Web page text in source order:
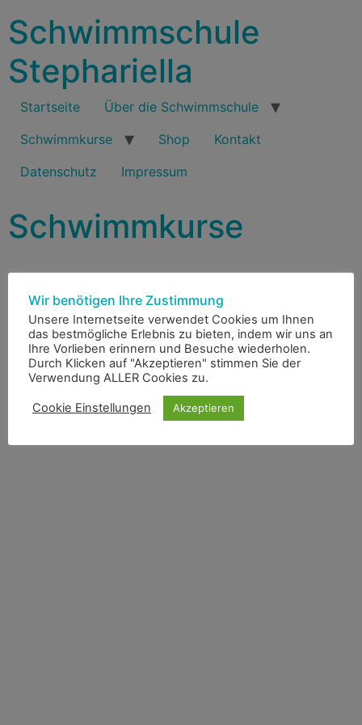
Schwimmschule
Stephariella
Startseite
Über die Schwimmschule
Schwimmkurse
Shop
Kontakt
Datenschutz
Impressum
Schwimmkurse
Wir benötigen Ihre Zustimmung
Unsere Internetseite verwendet Cookies um Ihnen
das bestmögliche Erlebnis zu bieten, indem wir uns an
Ihre Vorlieben erinnern und Besuche wiederholen.
Durch Klicken auf "Akzeptieren" stimmen Sie der
Verwendung ALLER Cookies zu.
Cookie Einstellungen Akzeptieren